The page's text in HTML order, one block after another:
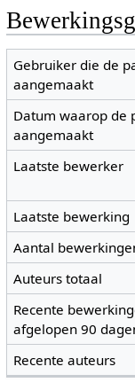
Gebruiker die de
aangemaakt
Datum waarop de
aangemaakt
Laatste bewerker
Laatste bewerking
Aantal
Auteurs totaal
Recente
afgelopen 90
Recente auteurs